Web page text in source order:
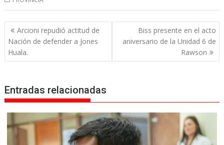
Navegación
de
entradas
Arcioni repudió actitud de
Nación de defender a Jones
Huala.
Biss presente en el acto
aniversario de la Unidad 6 de
Rawson
Entradas relacionadas